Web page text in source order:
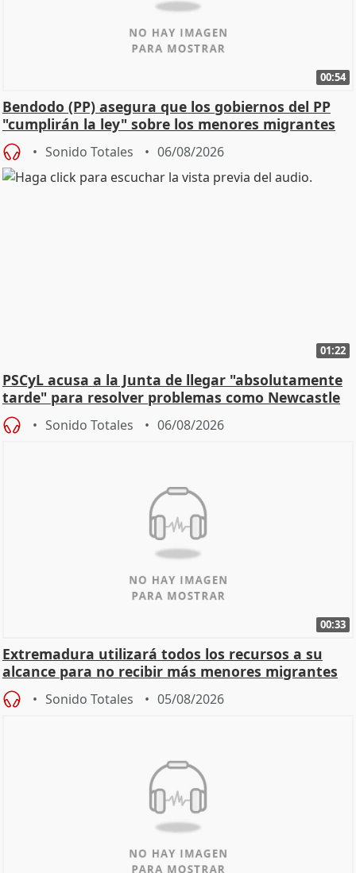
00:54
Bendodo (PP) asegura que los gobiernos del PP
"cumplirán la ley" sobre los menores migrantes
Sonido Totales 06/08/2026
01:22
PSCyL acusa a la Junta de llegar "absolutamente
tarde" para resolver problemas como Newcastle
Sonido Totales 06/08/2026
00:33
Extremadura utilizará todos los recursos a su
alcance para no recibir más menores migrantes
Sonido Totales 05/08/2026